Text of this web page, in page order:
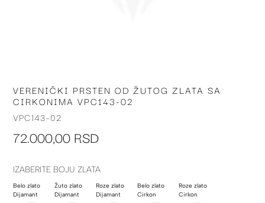
Skip
to
the
of
gallery
VERENIČKI PRSTEN OD ŽUTOG ZLATA SA
CIRKONIMA VPC143-02
VPC143-02
72.000,00 RSD
IZABERITE BOJU ZLATA
Belo zlato
Dijamant
Žuto zlato
Dijamant
Roze zlato
Dijamant
Belo zlato
Cirkon
Roze zlato
Cirkon